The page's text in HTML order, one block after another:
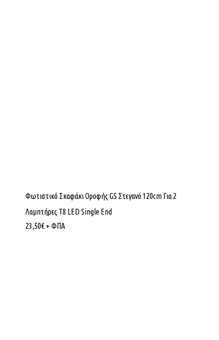
Φωτιστικό Σκαφάκι Οροφής GS Στεγανό 120cm Για 2
Λαμπτήρες Τ8 LED Single End
23,50€ + ΦΠΑ